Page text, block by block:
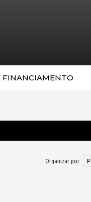
FINANCIAMENTO
Organizar por: